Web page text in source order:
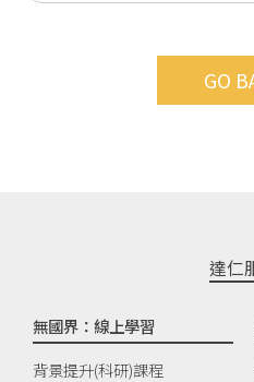
GO
達仁
無國界：線上學習
背景提升(科研)課程